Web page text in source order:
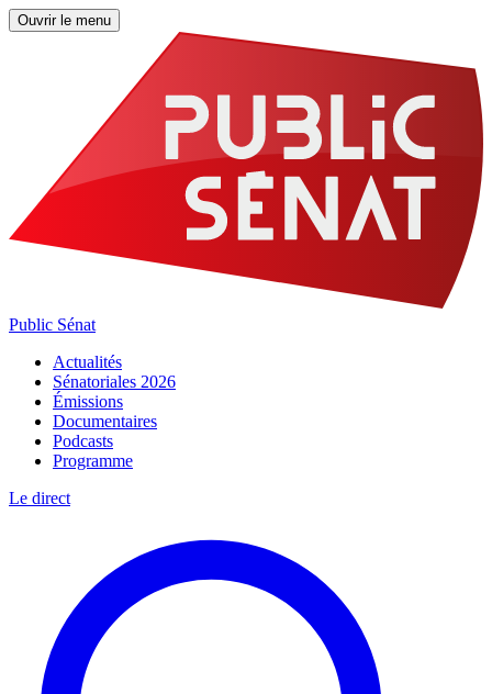
Ouvrir le menu
Public Sénat
Actualités
Sénatoriales 2026
Émissions
Documentaires
Podcasts
Programme
Le direct